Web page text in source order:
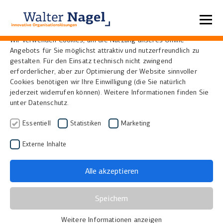
Home News
Problemlose
Digitalisierung mit
scantoweb
15.06.2009| Bibliotheken, Museen und Archive
Automatisierte Prozesse, innovative
Bedienkonzepte, offene Standards
Der Aufbau neuer virtueller Forschungs- und
Lernmöglichkeiten gehört heutzutage zu den
Datenschutzeinstellungen
Wir verwenden Cookies, um die Nutzung unseres Online-
Angebots für Sie möglichst attraktiv und nutzerfreundlich zu
gestalten. Für den Einsatz technisch nicht zwingend
erforderlicher, aber zur Optimierung der Website sinnvoller
Cookies benötigen wir Ihre Einwilligung (die Sie natürlich
jederzeit widerrufen können). Weitere Informationen finden Sie
unter Datenschutz.
Essentiell Statistiken Marketing
Externe Inhalte
Alle akzeptieren
Speichern
Weitere Informationen anzeigen